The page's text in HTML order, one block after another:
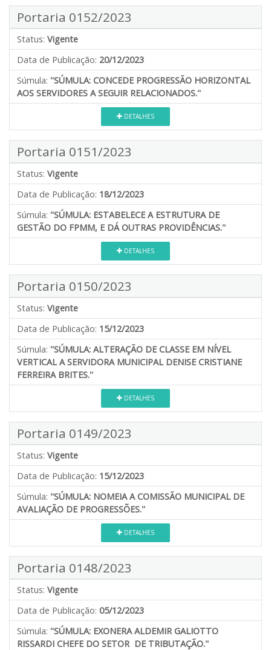
Portaria 0152/2023
Status: Vigente
Data de Publicação: 20/12/2023
Súmula: ''SÚMULA: CONCEDE PROGRESSÃO HORIZONTAL
AOS SERVIDORES A SEGUIR RELACIONADOS.''
DETALHES
Portaria 0151/2023
Status: Vigente
Data de Publicação: 18/12/2023
Súmula: ''SÚMULA: ESTABELECE A ESTRUTURA DE
GESTÃO DO FPMM, E DÁ OUTRAS PROVIDÊNCIAS.''
DETALHES
Portaria 0150/2023
Status: Vigente
Data de Publicação: 15/12/2023
Súmula: ''SÚMULA: ALTERAÇÃO DE CLASSE EM NÍVEL
VERTICAL A SERVIDORA MUNICIPAL DENISE CRISTIANE
FERREIRA BRITES.''
DETALHES
Portaria 0149/2023
Status: Vigente
Data de Publicação: 15/12/2023
Súmula: ''SÚMULA: NOMEIA A COMISSÃO MUNICIPAL DE
AVALIAÇÃO DE PROGRESSÕES.''
DETALHES
Portaria 0148/2023
Status: Vigente
Data de Publicação: 05/12/2023
Súmula: ''SÚMULA: EXONERA ALDEMIR GALIOTTO
RISSARDI CHEFE DO SETOR DE TRIBUTAÇÃO.''